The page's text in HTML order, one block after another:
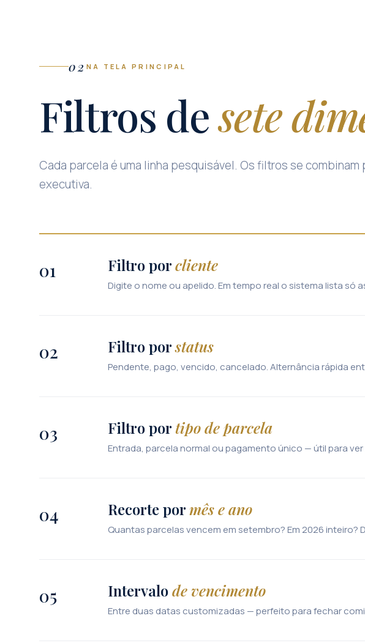
02 NA TELA PRINCIPAL
Filtros desete
Cada parcela é uma linha pesquisável. Os filtros se
executiva.
01 Filtro porcliente
Digite o nome ou apelido. Em tempo real o sistema lista só
02 Filtro porstatus
Pendente, pago, vencido, cancelado. Alternância rápida
03 Filtro portipo de parcela
Entrada, parcela normal ou pagamento único — útil para
04 Recorte pormês e ano
Quantas parcelas vencem em setembro? Em 2026 inteiro?
05 Intervalode vencimento
Entre duas datas customizadas — perfeito para fechar